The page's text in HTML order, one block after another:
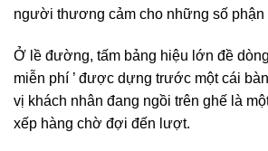
người thương cảm cho những số phận
Ở lề đường, tấm bảng hiệu lớn đề
miễn phí ’ được dựng trước một cái
vị khách nhân đang ngồi trên ghế là
xếp hàng chờ đợi đến lượt.